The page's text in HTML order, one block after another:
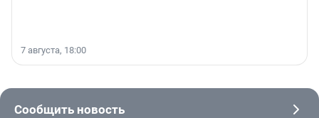
7 августа, 18:00
Сообщить новость